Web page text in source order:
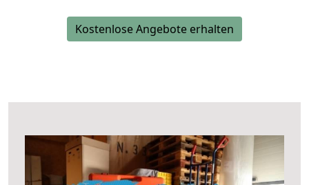
Kostenlose Angebote erhalten